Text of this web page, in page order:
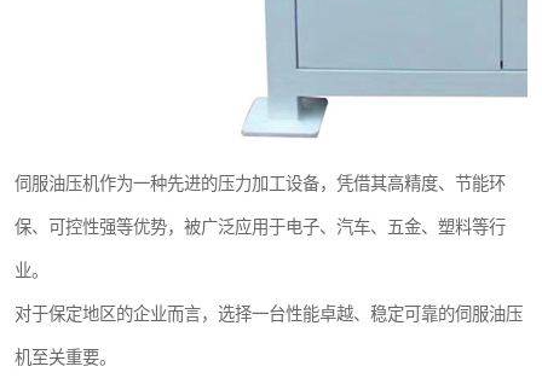
伺服油压机作为一种先进的压力加工设备，凭借其高精度、节能环
保、可控性强等优势，被广泛应用于电子、汽车、五金、塑料等行
业。
对于保定地区的企业而言，选择一台性能卓越、稳定可靠的伺服油压
机至关重要。